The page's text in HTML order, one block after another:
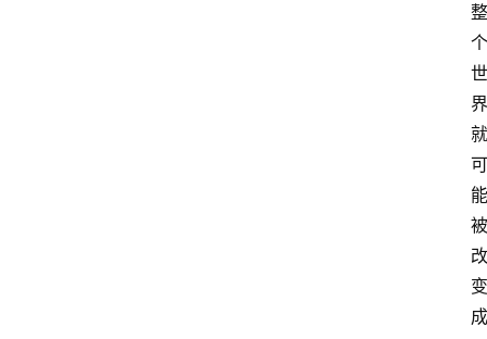
整
个
世
界
就
可
能
被
改
变
成